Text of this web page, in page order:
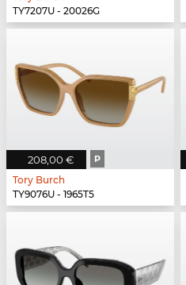
TY7207U - 20026G
208,00 € P
Tory Burch
TY9076U - 1965T5